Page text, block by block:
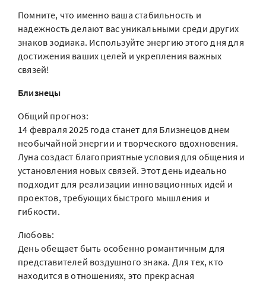
Помните, что именно ваша стабильность и
надежность делают вас уникальными среди других
знаков зодиака. Используйте энергию этого дня для
достижения ваших целей и укрепления важных
связей!
Близнецы
Общий прогноз:
14 февраля 2025 года станет для Близнецов днем
необычайной энергии и творческого вдохновения.
Луна создаст благоприятные условия для общения и
установления новых связей. Этот день идеально
подходит для реализации инновационных идей и
проектов, требующих быстрого мышления и
гибкости.
Любовь:
День обещает быть особенно романтичным для
представителей воздушного знака. Для тех, кто
находится в отношениях, это прекрасная